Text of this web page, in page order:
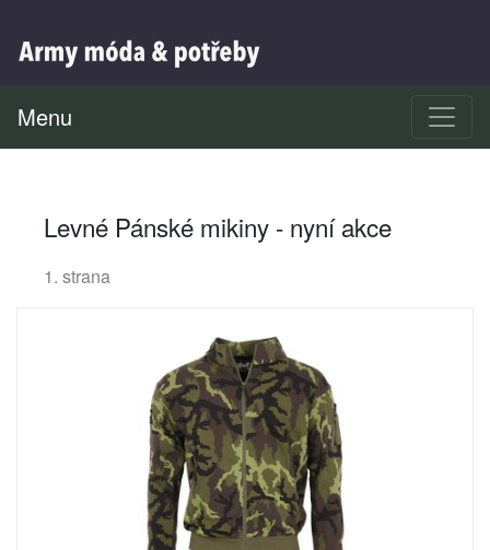
Menu
Levné Pánské mikiny - nyní akce
1. strana